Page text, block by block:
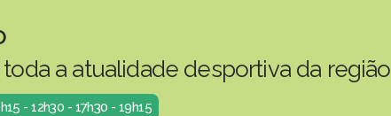
a atualidade desportiva da região
- 12h30 - 17h30 - 19h15